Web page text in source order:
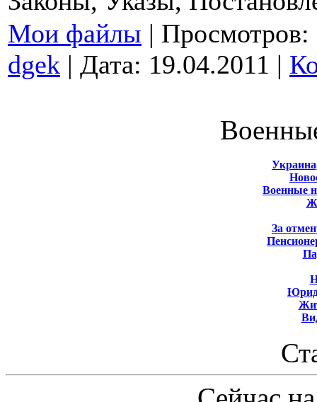
Мои файлы | Просмотров:
dgek | Дата: 19.04.2011 |
Военные
За